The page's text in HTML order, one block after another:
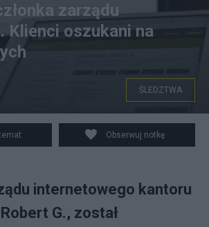
zarządu
Klienci oszukani na
ŚLEDZTWA
Obserwuj notkę
internetowego kantoru
G., został